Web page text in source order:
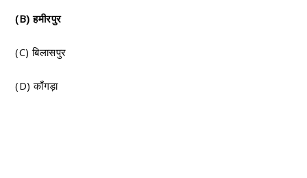
(B) हमीरपुर
(C) बिलासपुर
(D) काँगड़ा